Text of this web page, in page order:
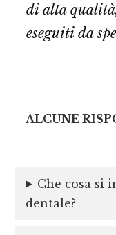
di alta
eseguiti da
ALCUNE
Che cosa si
dentale?